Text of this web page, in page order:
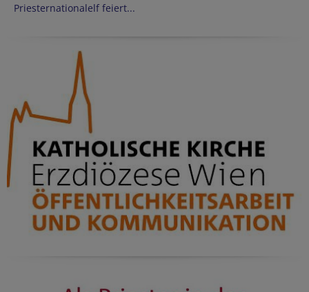
Priesternationalelf feiert...